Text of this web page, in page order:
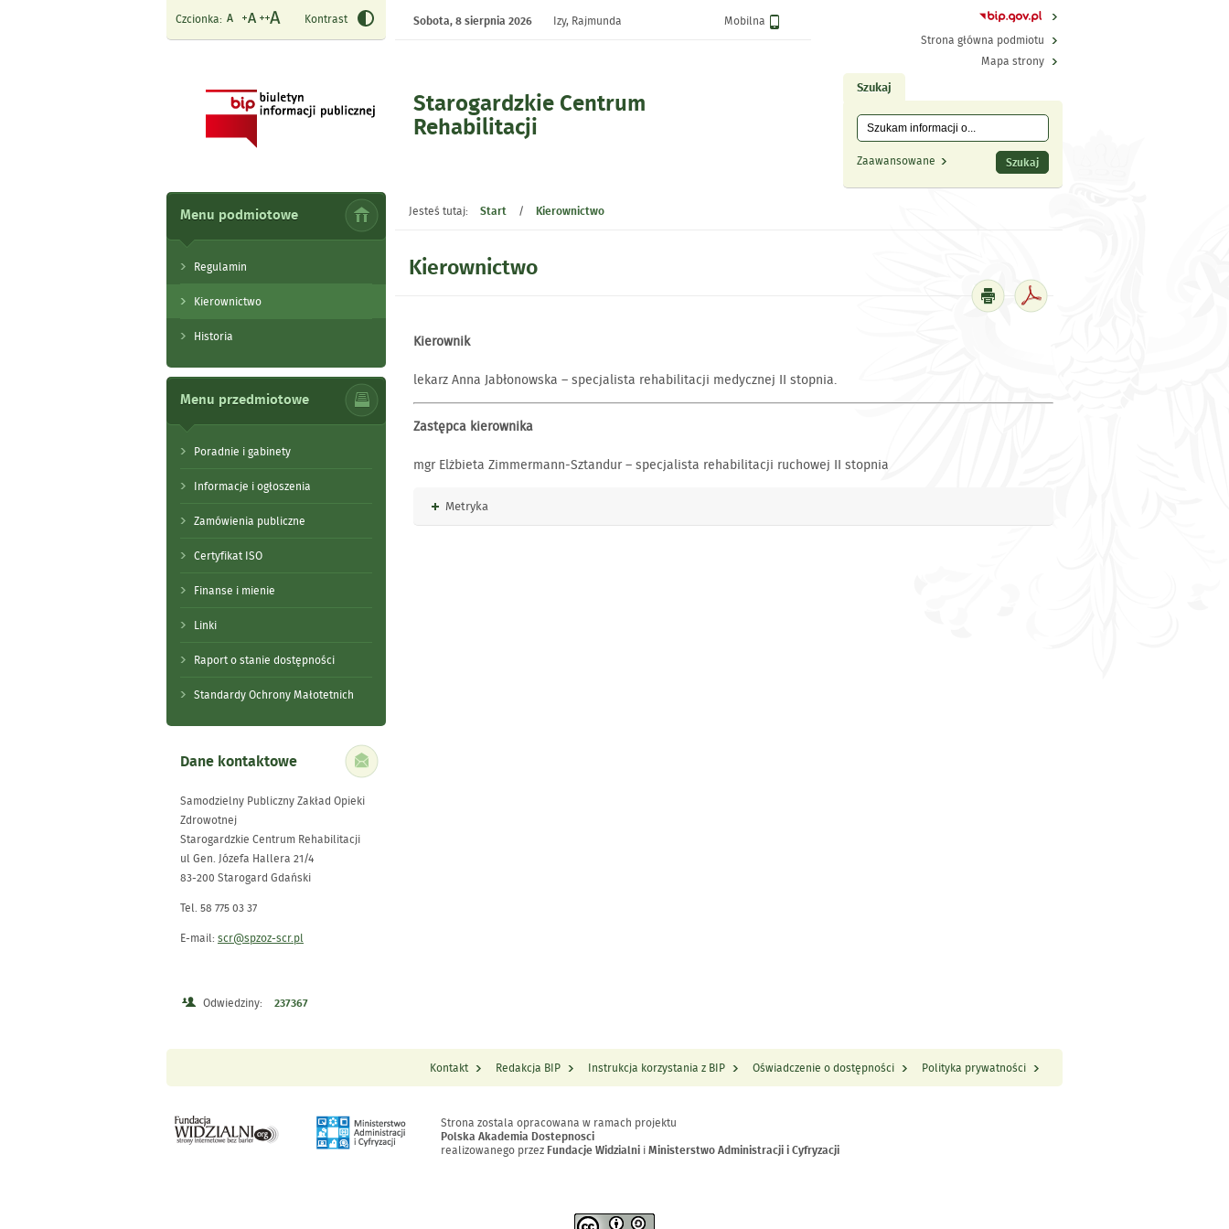
Starogardzkie Centrum
Rehabilitacji
Czcionka: Kontrast Wersja
Mobilna
Sobota,8 sierpnia 2026
Izy, Rajmunda
Strona główna podmiotu
Mapa strony
Szukaj
Wyszukiwanie
Zaawansowane
Menu podmiotowe
Regulamin
Kierownictwo
Historia
Menu przedmiotowe
Poradnie i gabinety
Informacje i ogłoszenia
Zamówienia publiczne
Certyfikat ISO
Finanse i mienie
Linki
Raport o stanie dostępności
Standardy Ochrony Małotetnich
Dane kontaktowe
Samodzielny Publiczny Zakład Opieki
Zdrowotnej
Starogardzkie Centrum Rehabilitacji
ul Gen. Józefa Hallera 21/4
83-200 Starogard Gdański
Tel. 58 775 03 37
E-mail: scr@spzoz-scr.pl
Odwiedziny: 237367
Jesteś tutaj: Start / Kierownictwo
Kierownictwo
Kierownik
lekarz Anna Jabłonowska – specjalista rehabilitacji medycznej II stopnia.
Zastępca kierownika
mgr Elżbieta Zimmermann-Sztandur – specjalista rehabilitacji ruchowej II stopnia
Rozwiń
Metryka
Menu Stopka
Kontakt Redakcja BIP Instrukcja korzystania z BIP Oświadczenie o dostępności Polityka prywatności
Strona zostala opracowana w ramach projektu
Polska Akademia Dostepnosci
realizowanego przez Fundacje Widzialni iMinisterstwo Administracji i Cyfryzacji